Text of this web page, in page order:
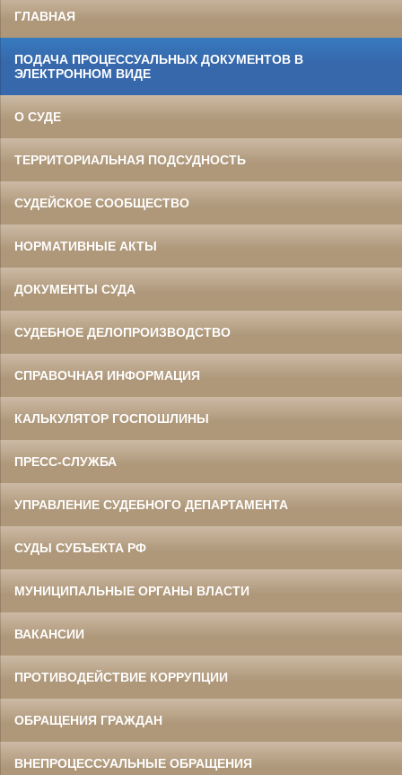
ГЛАВНАЯ
ПОДАЧА ПРОЦЕССУАЛЬНЫХ ДОКУМЕНТОВ В
ЭЛЕКТРОННОМ ВИДЕ
О СУДЕ
ТЕРРИТОРИАЛЬНАЯ ПОДСУДНОСТЬ
СУДЕЙСКОЕ СООБЩЕСТВО
НОРМАТИВНЫЕ АКТЫ
ДОКУМЕНТЫ СУДА
СУДЕБНОЕ ДЕЛОПРОИЗВОДСТВО
СПРАВОЧНАЯ ИНФОРМАЦИЯ
КАЛЬКУЛЯТОР ГОСПОШЛИНЫ
ПРЕСС-СЛУЖБА
УПРАВЛЕНИЕ СУДЕБНОГО ДЕПАРТАМЕНТА
СУДЫ СУБЪЕКТА РФ
МУНИЦИПАЛЬНЫЕ ОРГАНЫ ВЛАСТИ
ВАКАНСИИ
ПРОТИВОДЕЙСТВИЕ КОРРУПЦИИ
ОБРАЩЕНИЯ ГРАЖДАН
ВНЕПРОЦЕССУАЛЬНЫЕ ОБРАЩЕНИЯ